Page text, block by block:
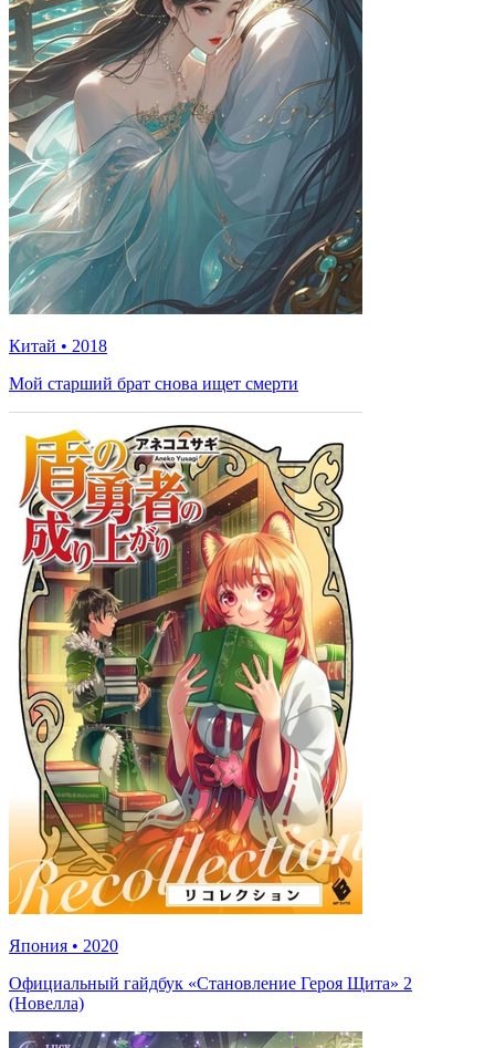
Китай • 2018
Мой старший брат снова ищет смерти
Япония • 2020
Официальный гайдбук «Становление Героя Щита» 2
(Новелла)